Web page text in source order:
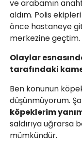
ve arabamın
aldım. Polis
önce hastaneye
merkezine geçtim.
Olaylar
tarafındaki
Ben konunun
düşünmüyorum.
köpeklerim
saldırıya uğrarsa
mümkündür.